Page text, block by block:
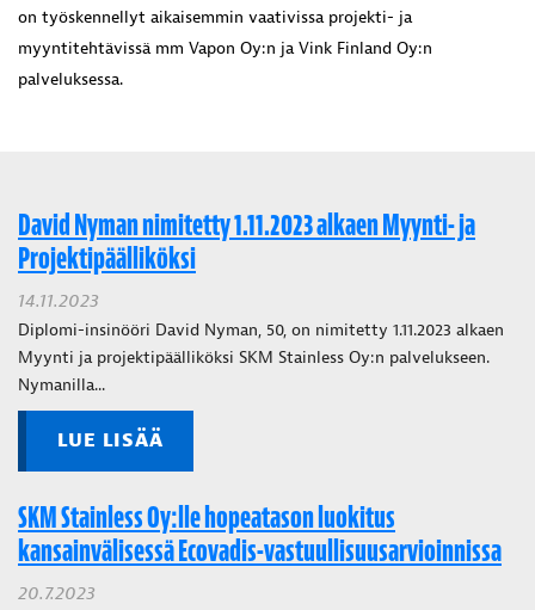
on työskennellyt aikaisemmin vaativissa projekti- ja
myyntitehtävissä mm Vapon Oy:n ja Vink Finland Oy:n
palveluksessa.
David Nyman nimitetty 1.11.2023 alkaen Myynti- ja
Projektipäälliköksi
14.11.2023
Diplomi-insinööri David Nyman, 50, on nimitetty 1.11.2023 alkaen
Myynti ja projektipäälliköksi SKM Stainless Oy:n palvelukseen.
Nymanilla...
LUE LISÄÄ
SKM Stainless Oy:lle hopeatason luokitus
kansainvälisessä Ecovadis-vastuullisuusarvioinnissa
20.7.2023